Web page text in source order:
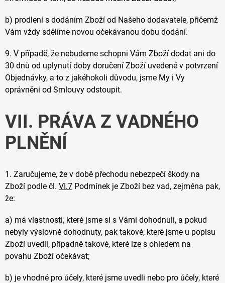
b) prodlení s dodáním Zboží od Našeho dodavatele, přičemž
Vám vždy sdělíme novou očekávanou dobu dodání.
9. V případě, že nebudeme schopni Vám Zboží dodat ani do
30 dnů od uplynutí doby doručení Zboží uvedené v potvrzení
Objednávky, a to z jakéhokoli důvodu, jsme My i Vy
oprávněni od Smlouvy odstoupit.
VII. PRÁVA Z VADNÉHO
PLNĚNÍ
1. Zaručujeme, že v době přechodu nebezpečí škody na
Zboží podle čl. VI.7 Podmínek je Zboží bez vad, zejména pak,
že:
a) má vlastnosti, které jsme si s Vámi dohodnuli, a pokud
nebyly výslovně dohodnuty, pak takové, které jsme u popisu
Zboží uvedli, případně takové, které lze s ohledem na
povahu Zboží očekávat;
b) je vhodné pro účely, které jsme uvedli nebo pro účely, které